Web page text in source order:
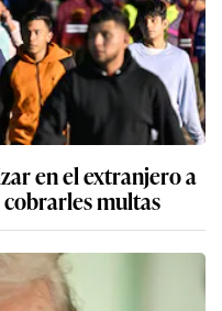
en el extranjero a
multas